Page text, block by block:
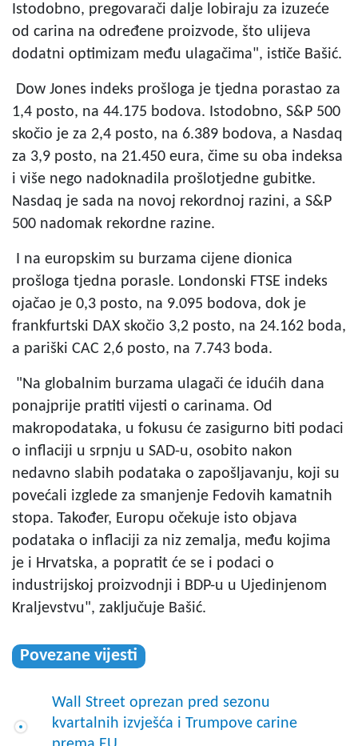
Istodobno, pregovarači dalje lobiraju za izuzeće
od carina na određene proizvode, što ulijeva
dodatni optimizam među ulagačima", ističe Bašić.
Dow Jones indeks prošloga je tjedna porastao za
1,4 posto, na 44.175 bodova. Istodobno, S&P 500
skočio je za 2,4 posto, na 6.389 bodova, a Nasdaq
za 3,9 posto, na 21.450 eura, čime su oba indeksa
i više nego nadoknadila prošlotjedne gubitke.
Nasdaq je sada na novoj rekordnoj razini, a S&P
500 nadomak rekordne razine.
I na europskim su burzama cijene dionica
prošloga tjedna porasle. Londonski FTSE indeks
ojačao je 0,3 posto, na 9.095 bodova, dok je
frankfurtski DAX skočio 3,2 posto, na 24.162 boda,
a pariški CAC 2,6 posto, na 7.743 boda.
"Na globalnim burzama ulagači će idućih dana
ponajprije pratiti vijesti o carinama. Od
makropodataka, u fokusu će zasigurno biti podaci
o inflaciji u srpnju u SAD-u, osobito nakon
nedavno slabih podataka o zapošljavanju, koji su
povećali izglede za smanjenje Fedovih kamatnih
stopa. Također, Europu očekuje isto objava
podataka o inflaciji za niz zemalja, među kojima
je i Hrvatska, a popratit će se i podaci o
industrijskoj proizvodnji i BDP-u u Ujedinjenom
Kraljevstvu", zaključuje Bašić.
Povezane vijesti
Wall Street oprezan pred sezonu
kvartalnih izvješća i Trumpove carine